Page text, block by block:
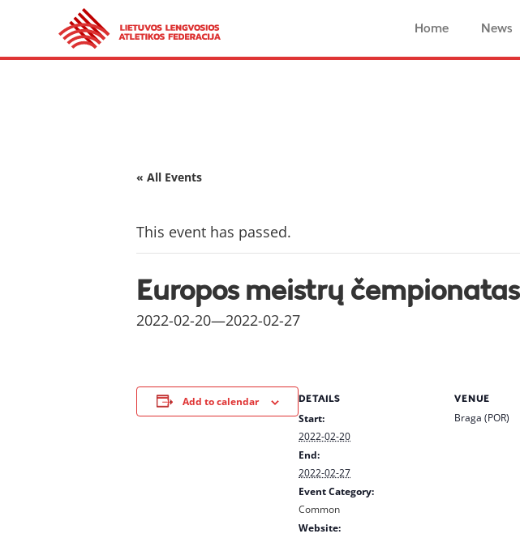
Home News
« All Events
This event has passed.
Europos meistrų čempionatas
2022-02-20—2022-02-27
Add to calendar DETAILS
Start:
2022-02-20
End:
2022-02-27
Event Category:
Common
Website:
VENUE
Braga (POR)